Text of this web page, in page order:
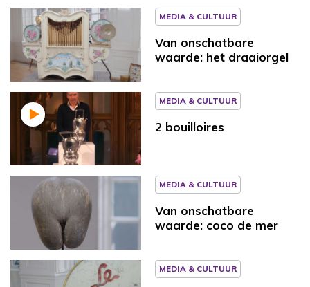
MEDIA & CULTUUR
Van onschatbare
waarde: het draaiorgel
MEDIA & CULTUUR
2 bouilloires
MEDIA & CULTUUR
Van onschatbare
waarde: coco de mer
MEDIA & CULTUUR